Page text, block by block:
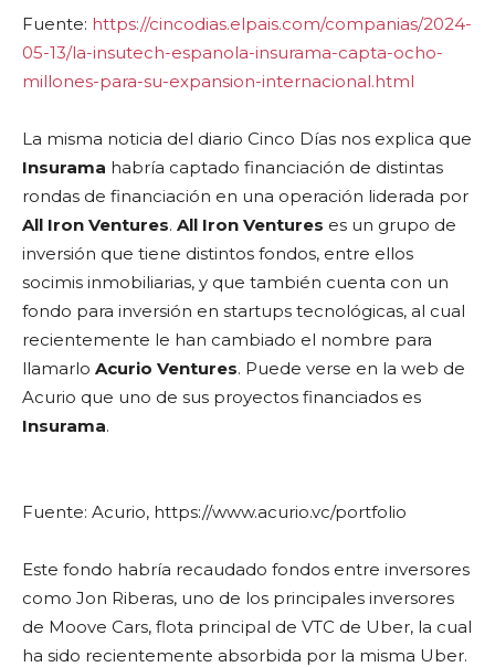
Fuente: https://cincodias.elpais.com/companias/2024-
05-13/la-insutech-espanola-insurama-capta-ocho-
millones-para-su-expansion-internacional.html
La misma noticia del diario Cinco Días nos explica que
Insurama habría captado financiación de distintas
rondas de financiación en una operación liderada por
All Iron Ventures. All Iron Ventures es un grupo de
inversión que tiene distintos fondos, entre ellos
socimis inmobiliarias, y que también cuenta con un
fondo para inversión en startups tecnológicas, al cual
recientemente le han cambiado el nombre para
llamarlo Acurio Ventures. Puede verse en la web de
Acurio que uno de sus proyectos financiados es
Insurama.
Fuente: Acurio, https://www.acurio.vc/portfolio
Este fondo habría recaudado fondos entre inversores
como Jon Riberas, uno de los principales inversores
de Moove Cars, flota principal de VTC de Uber, la cual
ha sido recientemente absorbida por la misma Uber.